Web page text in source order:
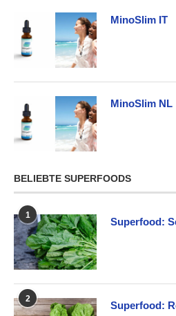
MinoSlim IT
MinoSlim NL
BELIEBTE SUPERFOODS
1
Superfood:
2
Superfood: